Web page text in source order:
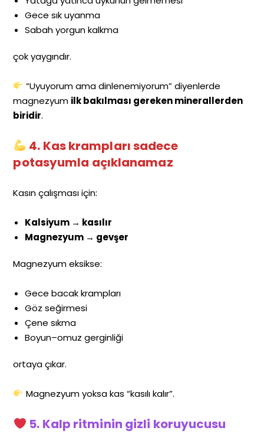
Gece sık uyanma
Sabah yorgun kalkma
çok yaygındır.
“Uyuyorum ama dinlenemiyorum” diyenlerde
magnezyum ilk bakılması gereken minerallerden
biridir.
4. Kas krampları sadece
potasyumla açıklanamaz
Kasın çalışması için:
Kalsiyum → kasılır
Magnezyum → gevşer
Magnezyum eksikse:
Gece bacak krampları
Göz seğirmesi
Çene sıkma
Boyun–omuz gerginliği
ortaya çıkar.
Magnezyum yoksa kas “kasılı kalır”.
5. Kalp ritminin gizli koruyucusu